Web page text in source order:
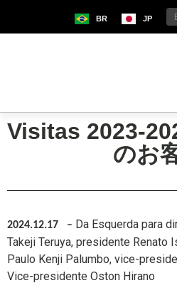
BR JP
Visitas 2023-
のお
2024.12.17 – Da Esquerda para
Takeji Teruya, presidente Renato
Paulo Kenji Palumbo, vice-
Vice-presidente Oston Hirano